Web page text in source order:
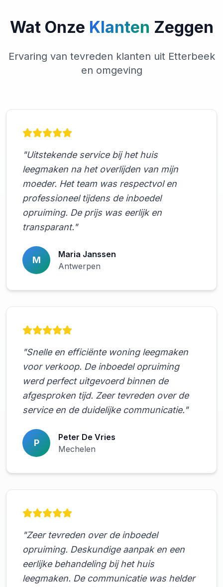
Wat Onze Klanten Zeggen
Ervaring van tevreden klanten uit Etterbeek
en omgeving
"Uitstekende service bij het huis
leegmaken na het overlijden van mijn
moeder. Het team was respectvol en
professioneel tijdens de inboedel
opruiming. De prijs was eerlijk en
transparant."
M
Maria Janssen
Antwerpen
"Snelle en efficiënte woning leegmaken
voor verkoop. De inboedel opruiming
werd perfect uitgevoerd binnen de
afgesproken tijd. Zeer tevreden over de
service en de duidelijke communicatie."
P
Peter De Vries
Mechelen
"Zeer tevreden over de inboedel
opruiming. Deskundige aanpak en een
eerlijke behandeling bij het huis
leegmaken. De communicatie was helder